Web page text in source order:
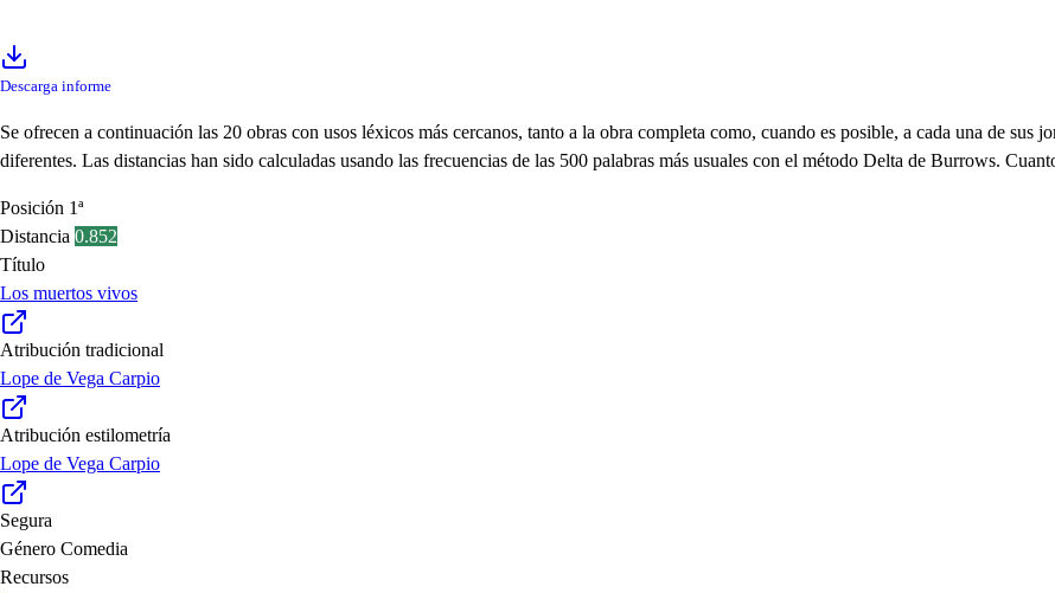
Descarga informe
Se ofrecen a continuación las 20 obras con usos léxicos más cercanos, tanto a la obra completa como, cuando es posible, a cada una de sus
diferentes. Las distancias han sido calculadas usando las frecuencias de las 500 palabras más usuales con el método Delta de Burrows.
Posición 1ª
Distancia 0.852
Título
Los muertos vivos
Atribución tradicional
Lope de Vega Carpio
Atribución estilometría
Lope de Vega Carpio
Segura
Género Comedia
Recursos